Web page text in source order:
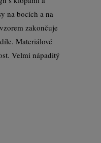
na bocích a na
zakončuje
Materiálové
Velmi nápaditý